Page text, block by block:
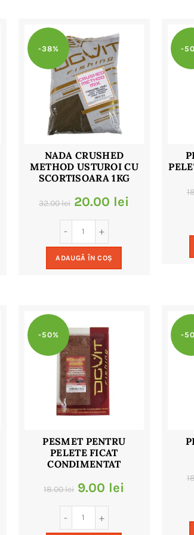
-38%
NADA CRUSHED
METHOD USTUROI CU
SCORTISOARA 1KG
32.00lei Prețul
inițial
a
fost:
20.00 lei
ADAUGĂ ÎN COȘ
-
-50%
PESMET PENTRU
PELETE FICAT
CONDIMENTAT
18.00lei Prețul
inițial
a
9.00 lei
-